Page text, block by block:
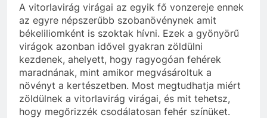
A vitorlavirág virágai az egyik fő vonzereje ennek
az egyre népszerűbb szobanövénynek amit
békeliliomként is szoktak hívni. Ezek a gyönyörű
virágok azonban idővel gyakran zöldülni
kezdenek, ahelyett, hogy ragyogóan fehérek
maradnának, mint amikor megvásároltuk a
növényt a kertészetben. Most megtudhatja miért
zöldülnek a vitorlavirág virágai, és mit tehetsz,
hogy megőrizzék csodálatosan fehér színüket.